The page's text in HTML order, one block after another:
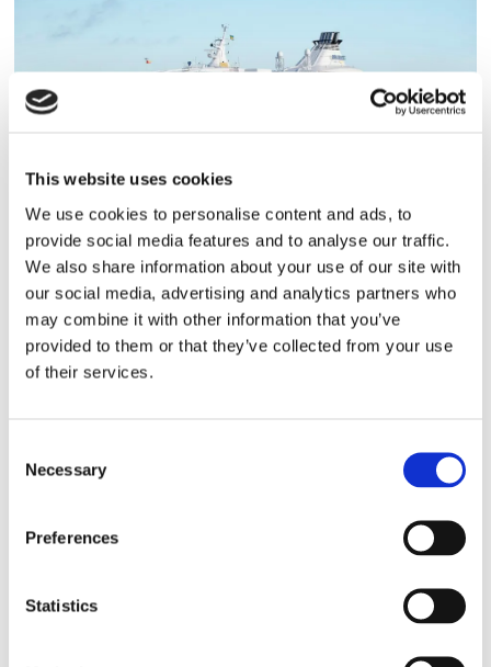
This website uses cookies
We use cookies to personalise content and ads, to
provide social media features and to analyse our traffic.
We also share information about your use of our site with
our social media, advertising and analytics partners who
may combine it with other information that you’ve
provided to them or that they’ve collected from your use
of their services.
Selection
Necessary
Preferences
Statistics
MILJÖ
Stor potential i att återvinna
rökgasvärme